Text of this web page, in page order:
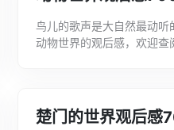
鸟儿的歌声是大自然最动
动物世界的观后感，欢迎查
楚门的世界观后感